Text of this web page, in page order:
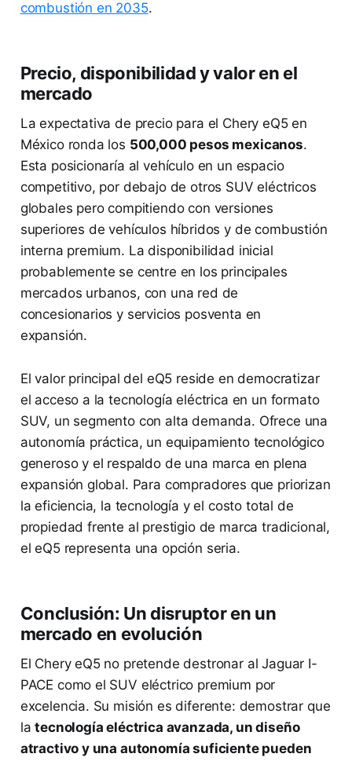
combustión en 2035.
Precio, disponibilidad y valor en el
mercado
La expectativa de precio para el Chery eQ5 en
México ronda los 500,000 pesos mexicanos.
Esta posicionaría al vehículo en un espacio
competitivo, por debajo de otros SUV eléctricos
globales pero compitiendo con versiones
superiores de vehículos híbridos y de combustión
interna premium. La disponibilidad inicial
probablemente se centre en los principales
mercados urbanos, con una red de
concesionarios y servicios posventa en
expansión.
El valor principal del eQ5 reside en democratizar
el acceso a la tecnología eléctrica en un formato
SUV, un segmento con alta demanda. Ofrece una
autonomía práctica, un equipamiento tecnológico
generoso y el respaldo de una marca en plena
expansión global. Para compradores que priorizan
la eficiencia, la tecnología y el costo total de
propiedad frente al prestigio de marca tradicional,
el eQ5 representa una opción seria.
Conclusión: Un disruptor en un
mercado en evolución
El Chery eQ5 no pretende destronar al Jaguar I-
PACE como el SUV eléctrico premium por
excelencia. Su misión es diferente: demostrar que
latecnología eléctrica avanzada, un diseño
atractivo y una autonomía suficiente pueden